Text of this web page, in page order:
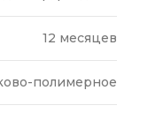
12 месяцев
полимерное